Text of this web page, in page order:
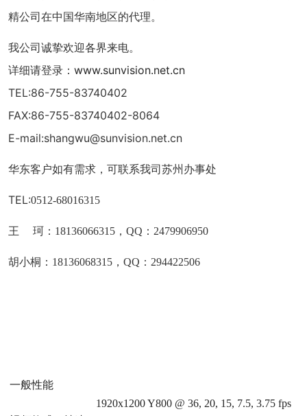
精公司在中国华南地区的代理。
我公司诚挚欢迎各界来电。
详细请登录： www.sunvision.net.cn
TEL:86-755-83740402
FAX:86-755-83740402-8064
E-mail:shangwu@sunvision.net.cn
华东客户如有需求，可联系我司苏州办事处
TEL:0512-68016315
王 珂： 18136066315，QQ：2479906950
胡小桐： 18136068315，QQ：294422506
一般性能
1920x1200 Y800 @ 36, 20, 15, 7.5, 3.75 fps